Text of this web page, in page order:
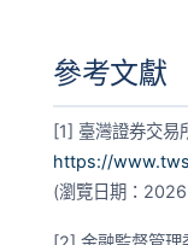
參考文獻
[1] 臺灣證券交易
https://
(瀏覽日期：